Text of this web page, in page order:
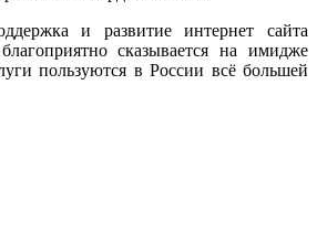
и развитие интернет сайта
сказывается на имидже
пользуются в России всё большей